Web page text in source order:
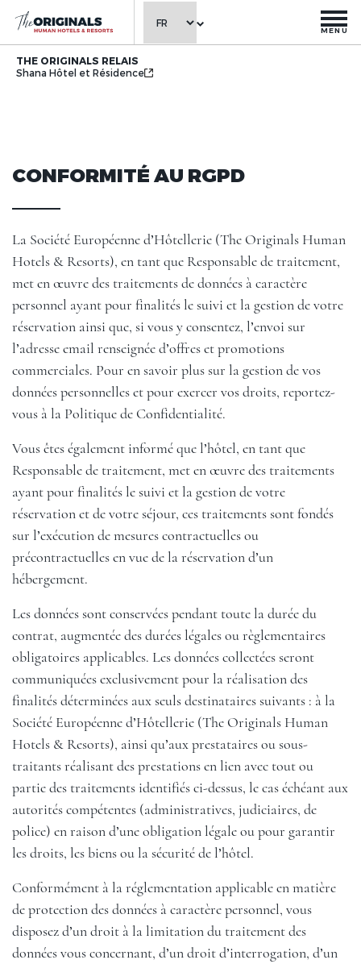
MENU
THE ORIGINALS RELAIS
Shana Hôtel et Résidence
CONFORMITÉ AU RGPD
La Société Européenne d’Hôtellerie (The Originals Human
Hotels & Resorts), en tant que Responsable de traitement,
met en œuvre des traitements de données à caractère
personnel ayant pour finalités le suivi et la gestion de votre
réservation ainsi que, si vous y consentez, l’envoi sur
l’adresse email renseignée d’offres et promotions
commerciales. Pour en savoir plus sur la gestion de vos
données personnelles et pour exercer vos droits, reportez-
vous à la Politique de Confidentialité.
Vous êtes également informé que l’hôtel, en tant que
Responsable de traitement, met en œuvre des traitements
ayant pour finalités le suivi et la gestion de votre
réservation et de votre séjour, ces traitements sont fondés
sur l’exécution de mesures contractuelles ou
précontractuelles en vue de la réservation d’un
hébergement.
Les données sont conservées pendant toute la durée du
contrat, augmentée des durées légales ou règlementaires
obligatoires applicables. Les données collectées seront
communiquées exclusivement pour la réalisation des
finalités déterminées aux seuls destinataires suivants : à la
Société Européenne d’Hôtellerie (The Originals Human
Hotels & Resorts), ainsi qu’aux prestataires ou sous-
traitants réalisant des prestations en lien avec tout ou
partie des traitements identifiés ci-dessus, le cas échéant aux
autorités compétentes (administratives, judiciaires, de
police) en raison d’une obligation légale ou pour garantir
les droits, les biens ou la sécurité de l’hôtel.
Conformément à la réglementation applicable en matière
de protection des données à caractère personnel, vous
disposez d’un droit à la limitation du traitement des
données vous concernant, d’un droit d’interrogation, d’un